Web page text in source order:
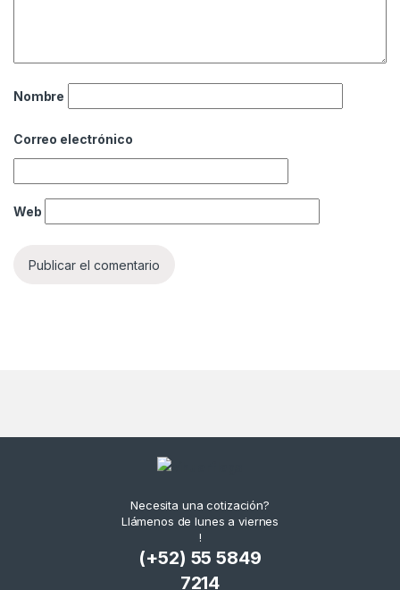
Nombre
Correo electrónico
Web
Necesita una cotización?
Llámenos de lunes a viernes
!
(+52) 55 5849
7214